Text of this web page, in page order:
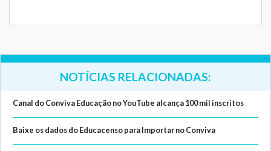
NOTÍCIAS RELACIONADAS:
Canal do Conviva Educação no YouTube alcança 100 mil inscritos
Baixe os dados do Educacenso para Importar no Conviva